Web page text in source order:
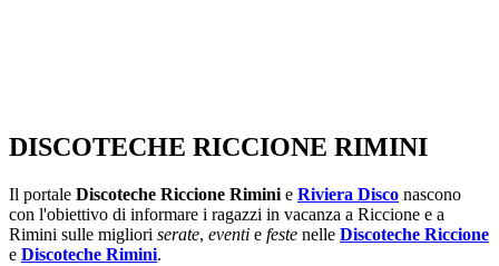
DISCOTECHE RICCIONE RIMINI
Il portale Discoteche Riccione Rimini e Riviera Disco nascono
con l'obiettivo di informare i ragazzi in vacanza a Riccione e a
Rimini sulle migliori serate, eventi e feste nelle Discoteche Riccione
e Discoteche Rimini.